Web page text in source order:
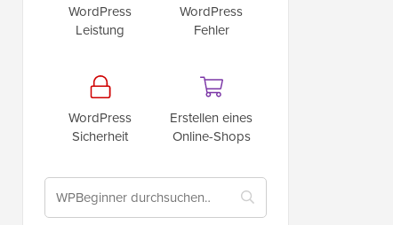
WordPress
Leistung
WordPress
Fehler
WordPress
Sicherheit
Erstellen eines
Online-Shops